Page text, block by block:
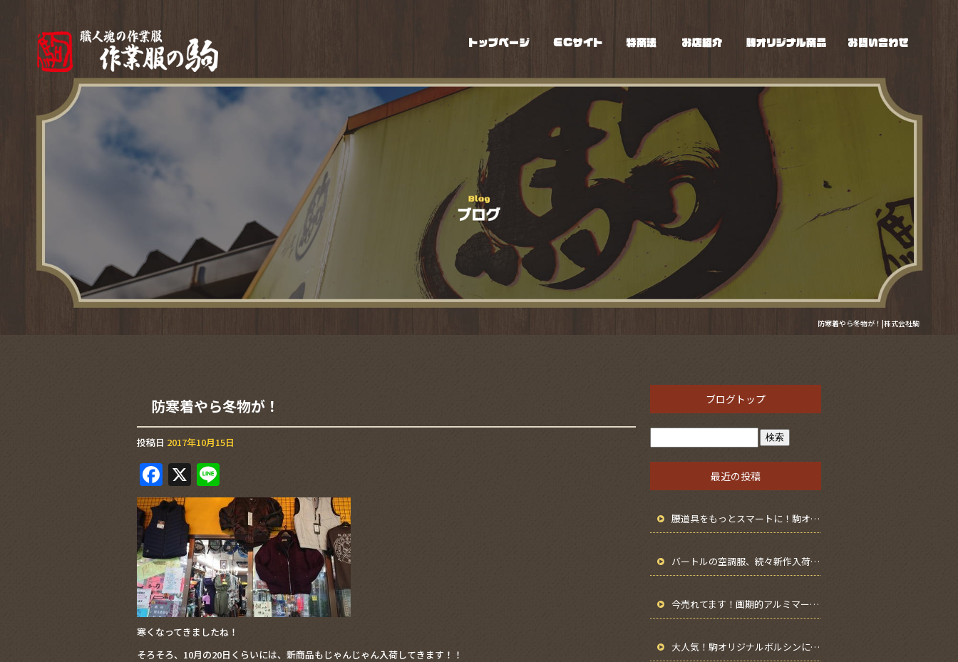
防寒着やら冬物が！|株式会社駒
防寒着やら冬物が！
投稿日 2017年10月15日
F
a
c
e
b
o
o
k
X
n
e
寒くなってきましたね！
そろそろ、10月の20日くらいには、新商品もじゃんじゃん入荷してきます！！
ブログトップ
最近の投稿
腰道具をもっとスマートに！駒オリジナル「無線機ホルダー 取付金具付き」を紹介します
バートルの空調服、続々新作入荷中！別注カラーファンも登場！
今売れてます！画期的アルミマーカーホルダー！！！
大人気！駒オリジナルボルシンについて